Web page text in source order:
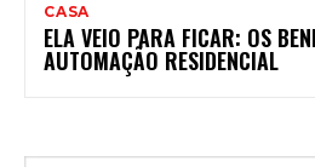
CASA
ELA VEIO PARA FICAR: OS
AUTOMAÇÃO RESIDENCIAL